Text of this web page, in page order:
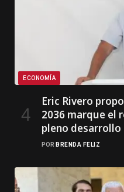
ECONOMÍA
Eric Rivero
2036 marque el
pleno desarrollo
POR BRENDA FELIZ